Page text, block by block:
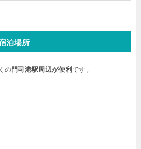
泊場所
の門司港駅周辺が便利です。